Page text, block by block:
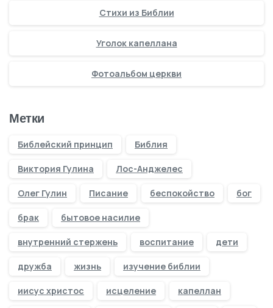
Стихи из Библии
Уголок капеллана
Фотоальбом церкви
Метки
Библейский принцип Библия
Виктория Гулина Лос-Анджелес
Олег Гулин Писание беспокойство бог
брак бытовое насилие
внутренний стержень воспитание дети
дружба жизнь изучение библии
иисус христос исцеление капеллан